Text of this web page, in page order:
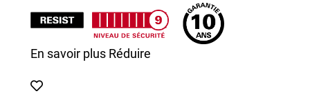
En savoir plus Réduire